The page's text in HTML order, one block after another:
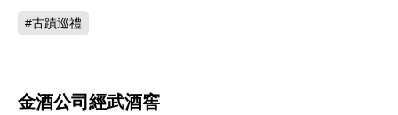
#古蹟巡禮
金酒公司經武酒窖